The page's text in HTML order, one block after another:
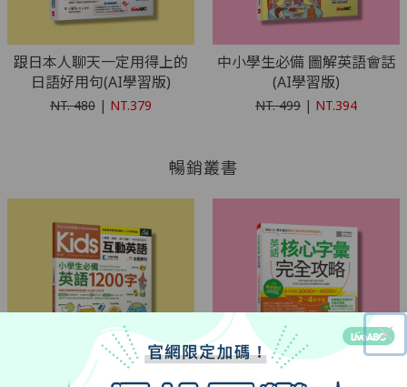
跟日本人聊天一定用得上的
日語好用句(AI學習版)
NT.480 | NT.379
中小學生必備 圖解英語會話
(AI學習版)
NT.499 | NT.394
暢銷叢書
×